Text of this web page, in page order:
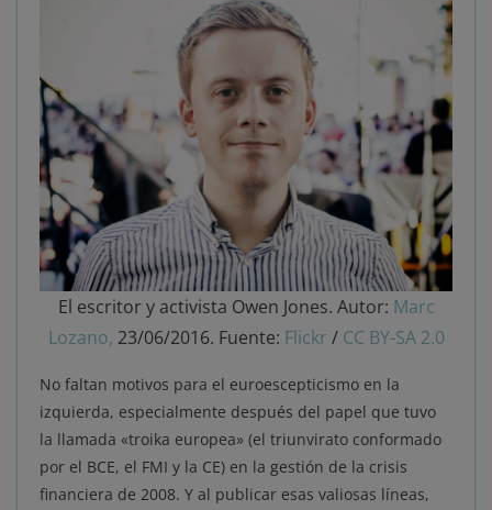
El escritor y activista Owen Jones. Autor: Marc
Lozano, 23/06/2016. Fuente: Flickr / CC BY-SA 2.0
No faltan motivos para el euroescepticismo en la
izquierda, especialmente después del papel que tuvo
la llamada «troika europea» (el triunvirato conformado
por el BCE, el FMI y la CE) en la gestión de la crisis
financiera de 2008. Y al publicar esas valiosas líneas,